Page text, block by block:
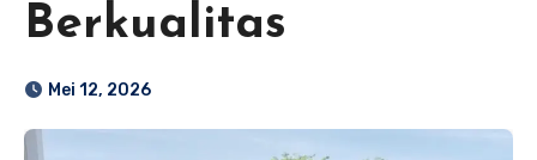
Berkualitas
Mei 12, 2026